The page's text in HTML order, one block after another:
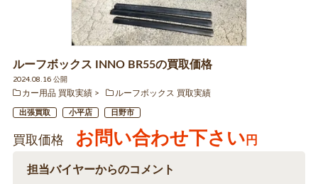
ルーフボックス INNO BR55の買取価格
2024.08.16 公開
カー用品 買取実績
ルーフボックス 買取実績
出張買取 小平店 日野市
買取価格 お問い合わせ下さい 円
担当バイヤーからのコメント